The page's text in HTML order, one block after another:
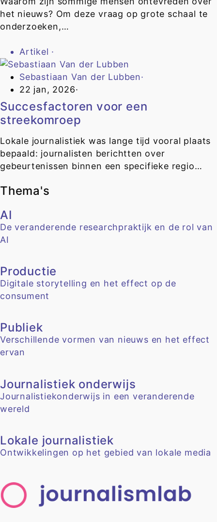
het nieuws? Om deze vraag op grote schaal te
onderzoeken,…
Artikel ·
Sebastiaan Van der Lubben·
22 jan, 2026·
Succesfactoren voor een
streekomroep
Lokale journalistiek was lange tijd vooral plaats
bepaald: journalisten berichtten over
gebeurtenissen binnen een specifieke regio…
Thema's
AI
De veranderende researchpraktijk en de rol van
AI
Productie
Digitale storytelling en het effect op de
consument
Publiek
Verschillende vormen van nieuws en het effect
ervan
Journalistiek onderwijs
Journalistiekonderwijs in een veranderende
wereld
Lokale journalistiek
Ontwikkelingen op het gebied van lokale media